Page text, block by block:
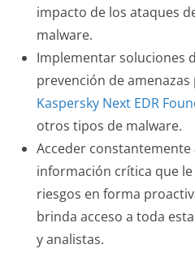
impacto de los ataques
malware.
Implementar soluciones
prevención de
Kaspersky Next EDR
otros tipos de malware.
Acceder
información crítica que
riesgos en forma
brinda acceso a toda
y analistas.